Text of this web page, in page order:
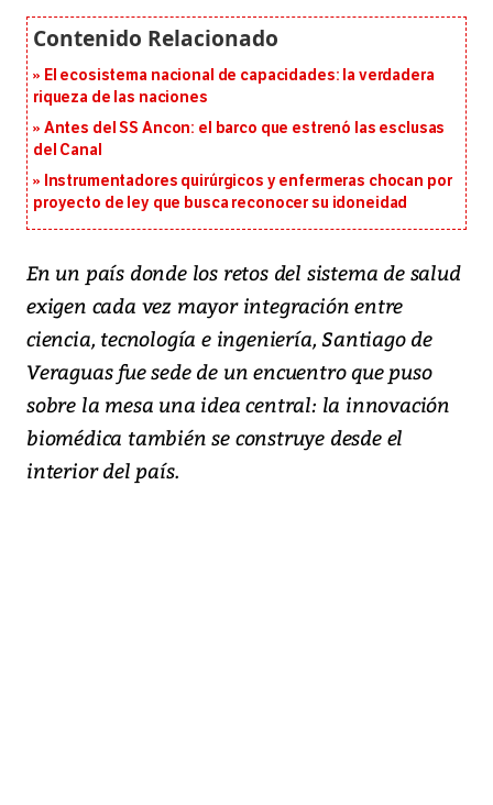
El ecosistema nacional de capacidades: la verdadera
riqueza de las naciones
Antes del SS Ancon: el barco que estrenó las esclusas
del Canal
Instrumentadores quirúrgicos y enfermeras chocan por
proyecto de ley que busca reconocer su idoneidad
En un país donde los retos del sistema de salud
exigen cada vez mayor integración entre
ciencia, tecnología e ingeniería, Santiago de
Veraguas fue sede de un encuentro que puso
sobre la mesa una idea central: la innovación
biomédica también se construye desde el
interior del país.